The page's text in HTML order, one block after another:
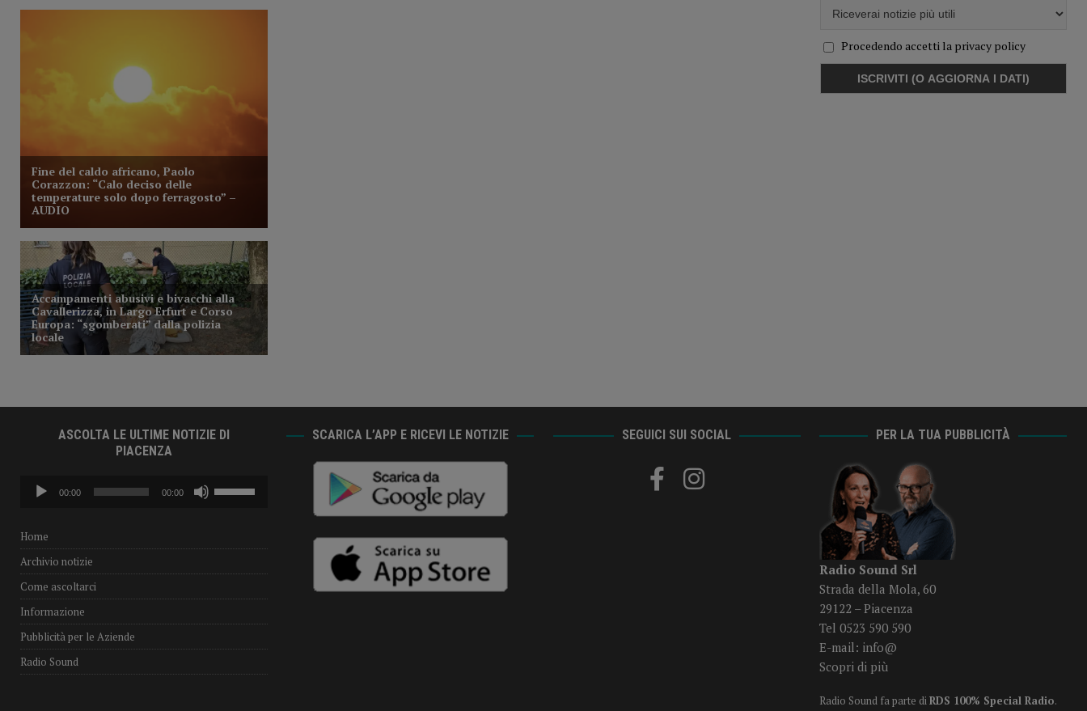
Procedendo accetti la privacy policy
ASCOLTA LE ULTIME NOTIZIE DI
PIACENZA
Audio
Player
00:00 00:00
i
su/giù
o
il
Home
Archivio notizie
Come ascoltarci
Informazione
Pubblicità per le Aziende
Radio Sound
SCARICA L’APP E RICEVI LE NOTIZIE SEGUICI SUI SOCIAL PER LA TUA PUBBLICITÀ
Radio Sound Srl
Strada della Mola, 60
29122 – Piacenza
Tel 0523 590 590
E-mail: info@
Scopri di più
Radio Sound fa parte di RDS 100% Special Radio.